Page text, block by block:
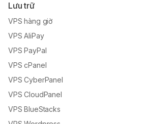
Lưu trữ
VPS hàng giờ
VPS AliPay
VPS PayPal
VPS cPanel
VPS CyberPanel
VPS CloudPanel
VPS BlueStacks